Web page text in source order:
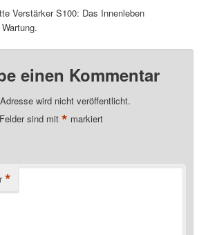
Verstärker S100: Das Innenleben
einen Kommentar
wird nicht veröffentlicht.
sind mit* markiert
*